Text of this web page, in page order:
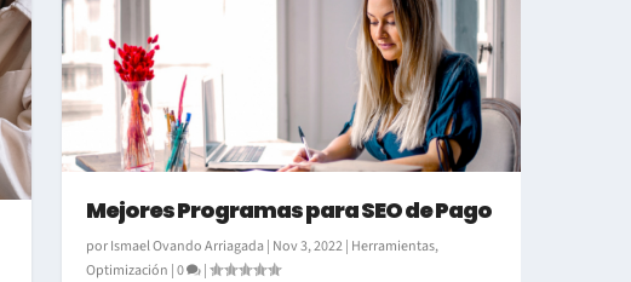
Mejores Programas para SEO de Pago
porIsmael Ovando Arriagada| Nov 3, 2022| Herramientas,
Optimización |0 |